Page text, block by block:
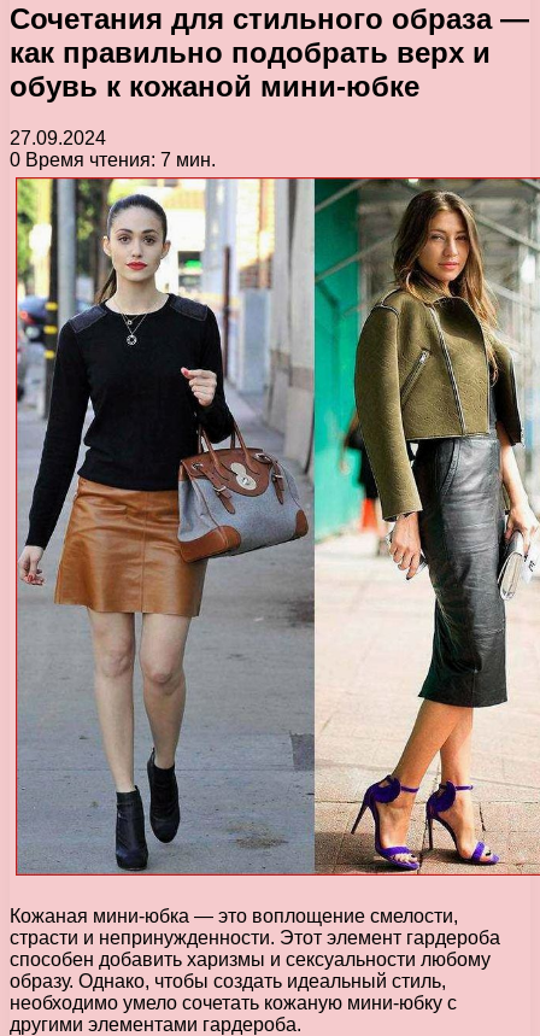
Сочетания для стильного образа —
как правильно подобрать верх и
обувь к кожаной мини-юбке
27.09.2024
0 Время чтения: 7 мин.
Кожаная мини-юбка — это воплощение смелости,
страсти и непринужденности. Этот элемент гардероба
способен добавить харизмы и сексуальности любому
образу. Однако, чтобы создать идеальный стиль,
необходимо умело сочетать кожаную мини-юбку с
другими элементами гардероба.